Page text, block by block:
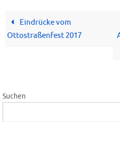
Eindrücke vom
Ottostraßenfest 2017
Suchen